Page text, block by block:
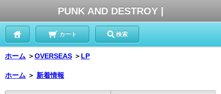
PUNK AND DESTROY |
カート 検索
ホーム ＞OVERSEAS ＞ LP
ホーム ＞ 新着情報